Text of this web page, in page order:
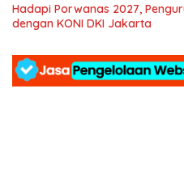
Hadapi Porwanas 2027,
dengan KONI DKI Jakarta